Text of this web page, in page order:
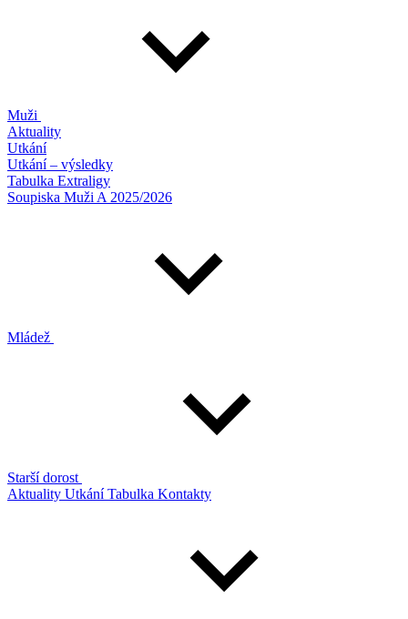
Muži
Aktuality
Utkání
Utkání – výsledky
Tabulka Extraligy
Soupiska Muži A 2025/2026
Mládež
Starší dorost
Aktuality UtkáníTabulka Kontakty